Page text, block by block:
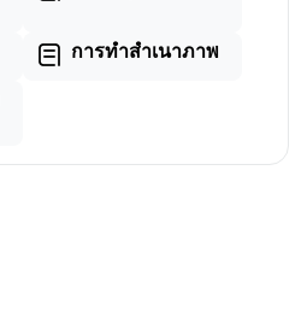
การทำสำเนาภาพ